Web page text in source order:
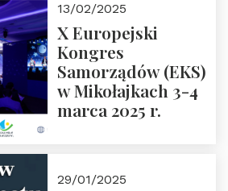
Zapraszamy
13/02/2025
X Europejski
Kongres
Samorządów (EKS)
w Mikołajkach 3-4
marca 2025 r.
29/01/2025